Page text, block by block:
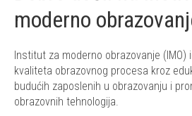
moderno
Institut za moderno obrazovanje (IMO)
kvaliteta obrazovnog procesa kroz
budućih zaposlenih u obrazovanju i
obrazovnih tehnologija.